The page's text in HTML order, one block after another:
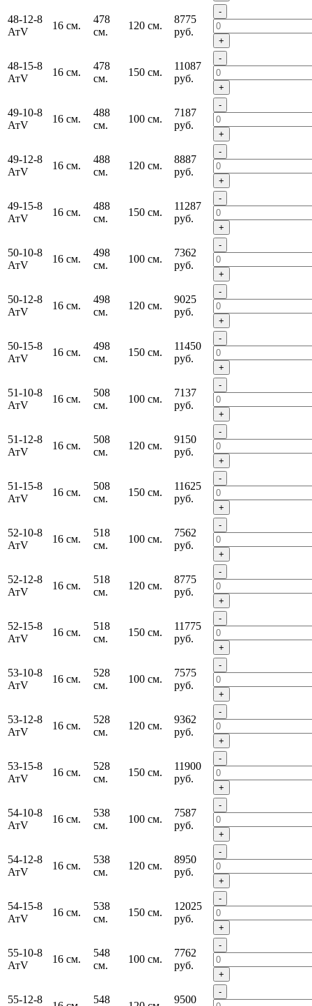
48-12-8
АтV
16 см.
478
см.
120 см.
8775
руб.
-
+
48-15-8
АтV
16 см.
478
см.
150 см.
11087
руб.
-
+
49-10-8
АтV
16 см.
488
см.
100 см.
7187
руб.
-
+
49-12-8
АтV
16 см.
488
см.
120 см.
8887
руб.
-
+
49-15-8
АтV
16 см.
488
см.
150 см.
11287
руб.
-
+
50-10-8
АтV
16 см.
498
см.
100 см.
7362
руб.
-
+
50-12-8
АтV
16 см.
498
см.
120 см.
9025
руб.
-
+
50-15-8
АтV
16 см.
498
см.
150 см.
11450
руб.
-
+
51-10-8
АтV
16 см.
508
см.
100 см.
7137
руб.
-
+
51-12-8
АтV
16 см.
508
см.
120 см.
9150
руб.
-
+
51-15-8
АтV
16 см.
508
см.
150 см.
11625
руб.
-
+
52-10-8
АтV
16 см.
518
см.
100 см.
7562
руб.
-
+
52-12-8
АтV
16 см.
518
см.
120 см.
8775
руб.
-
+
52-15-8
АтV
16 см.
518
см.
150 см.
11775
руб.
-
+
53-10-8
АтV
16 см.
528
см.
100 см.
7575
руб.
-
+
53-12-8
АтV
16 см.
528
см.
120 см.
9362
руб.
-
+
53-15-8
АтV
16 см.
528
см.
150 см.
11900
руб.
-
+
54-10-8
АтV
16 см.
538
см.
100 см.
7587
руб.
-
+
54-12-8
АтV
16 см.
538
см.
120 см.
8950
руб.
-
+
54-15-8
АтV
16 см.
538
см.
150 см.
12025
руб.
-
+
55-10-8
АтV
16 см.
548
см.
100 см.
7762
руб.
-
+
55-12-8
548
9500
-